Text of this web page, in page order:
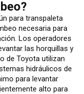
para transpaleta
necesaria para
Los operadores
las horquillas y
de Toyota utilizan
hidráulicos de
para levantar
alto para